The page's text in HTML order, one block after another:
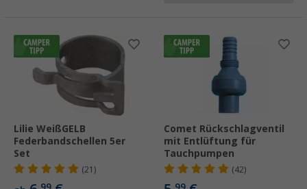
Lilie WeißGELB
Federbandschellen 5er
Set
(21)
99
Comet Rückschlagventil
mit Entlüftung für
Tauchpumpen
(42)
99